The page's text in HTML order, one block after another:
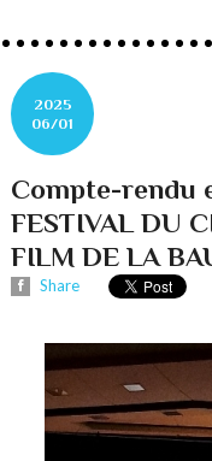
2025
06/01
Compte-rendu
FESTIVAL DU
FILM DE LA
Share